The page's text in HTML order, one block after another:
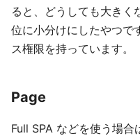
ると、どうしても大きく
位に小分けにしたやつ
ス権限を持っています。
Page
Full SPA などを使う場